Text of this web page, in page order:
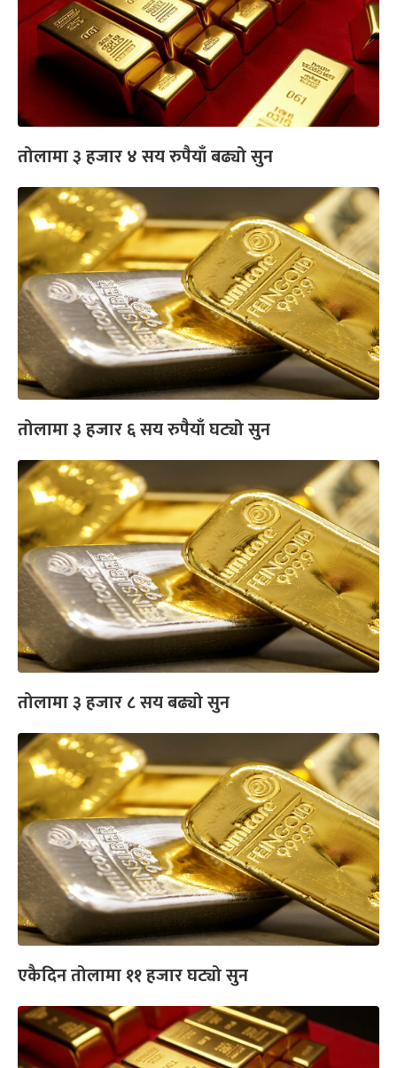
तोलामा ३ हजार ४ सय रुपैयाँ बढ्यो सुन
तोलामा ३ हजार ६ सय रुपैयाँ घट्यो सुन
तोलामा ३ हजार ८ सय बढ्यो सुन
एकैदिन तोलामा ११ हजार घट्यो सुन